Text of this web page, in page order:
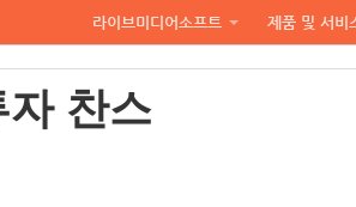
라이브미디어소프트 제품 및 서비
찬스